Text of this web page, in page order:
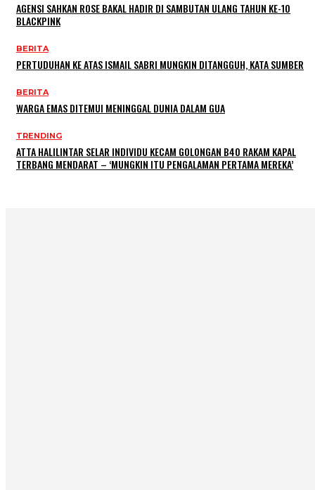
AGENSI SAHKAN ROSE BAKAL HADIR DI SAMBUTAN ULANG TAHUN KE-10
BLACKPINK
BERITA
PERTUDUHAN KE ATAS ISMAIL SABRI MUNGKIN DITANGGUH, KATA SUMBER
BERITA
WARGA EMAS DITEMUI MENINGGAL DUNIA DALAM GUA
TRENDING
ATTA HALILINTAR SELAR INDIVIDU KECAM GOLONGAN B40 RAKAM KAPAL
TERBANG MENDARAT – ‘MUNGKIN ITU PENGALAMAN PERTAMA MEREKA’